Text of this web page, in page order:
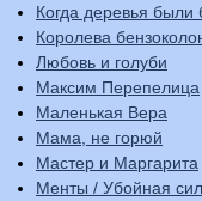
Когда деревья
Королева
Любовь и голуби
Максим Перепелица
Маленькая Вера
Мама, не горюй
Мастер и Маргарита
Менты / Убойная